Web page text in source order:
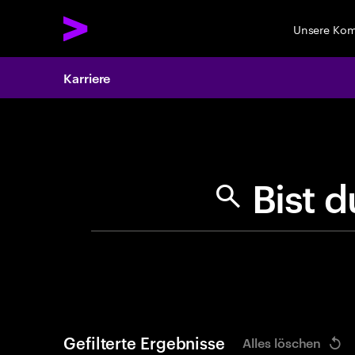
Unsere
Karriere
B
Gefilterte Ergebnisse Alles löschen